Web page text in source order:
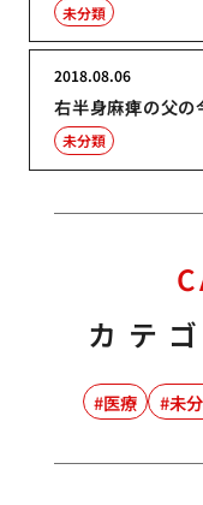
未分類
右半身麻痺の父の
2018.08.06
未分類
カテ
医療 未